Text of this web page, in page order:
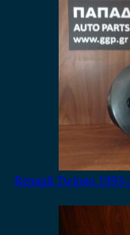
Renault Twingo 1993-